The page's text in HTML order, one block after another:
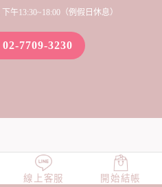
線上客服 開始結帳
TOP100 小編穿搭
午13:30~18:00（例假日休息）
7709-3230